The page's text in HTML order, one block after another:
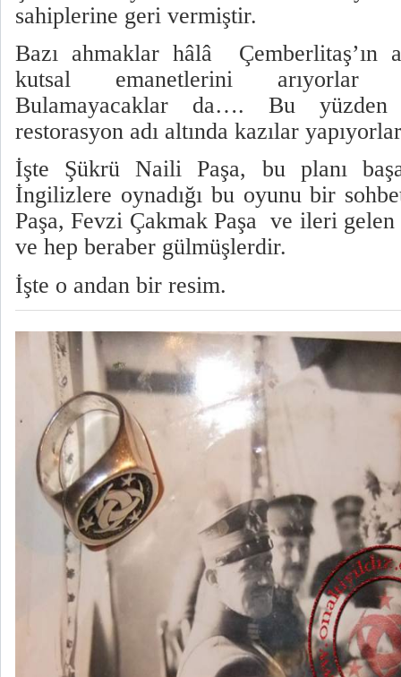
sahiplerine geri vermiştir.
Bazı ahmaklar hâlâ
Çemberlitaş’ın
kutsal emanetlerini arıyorlar
Bulamayacaklar da…. Bu
restorasyon adı altında kazılar
İşte Şükrü Naili Paşa, bu planı
İngilizlere oynadığı bu oyunu bir
Paşa, Fevzi Çakmak Paşa ve ileri gelen
ve hep beraber gülmüşlerdir.
İşte o andan bir resim.